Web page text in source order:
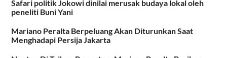
Safari politik Jokowi dinilai merusak budaya lokal oleh
peneliti Buni Yani
Mariano Peralta Berpeluang Akan Diturunkan Saat
Menghadapi Persija Jakarta